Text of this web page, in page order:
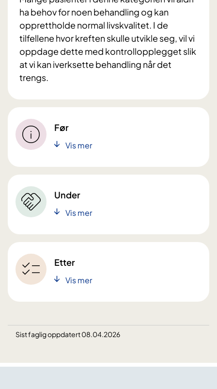
ha behov for noen behandling og kan
opprettholde normal livskvalitet. I de
tilfellene hvor kreften skulle utvikle seg, vil vi
oppdage dette med kontrollopplegget slik
at vi kan iverksette behandling når det
trengs.
Før
Vis mer
Under
Vis mer
Etter
Vis mer
Sist faglig oppdatert 08.04.2026